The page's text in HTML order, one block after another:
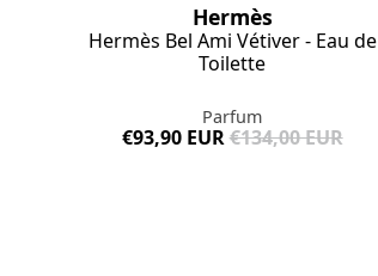
Hermès
Hermès Bel Ami Vétiver - Eau de
Toilette
Parfum
€93,90 EUR€134,00 EUR